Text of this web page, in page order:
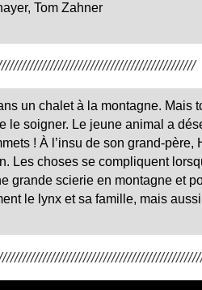
Tom Zahner
un chalet à la montagne. Mais
le soigner. Le jeune animal a
! À l’insu de son grand-père,
Les choses se compliquent
grande scierie en montagne et
le lynx et sa famille, mais